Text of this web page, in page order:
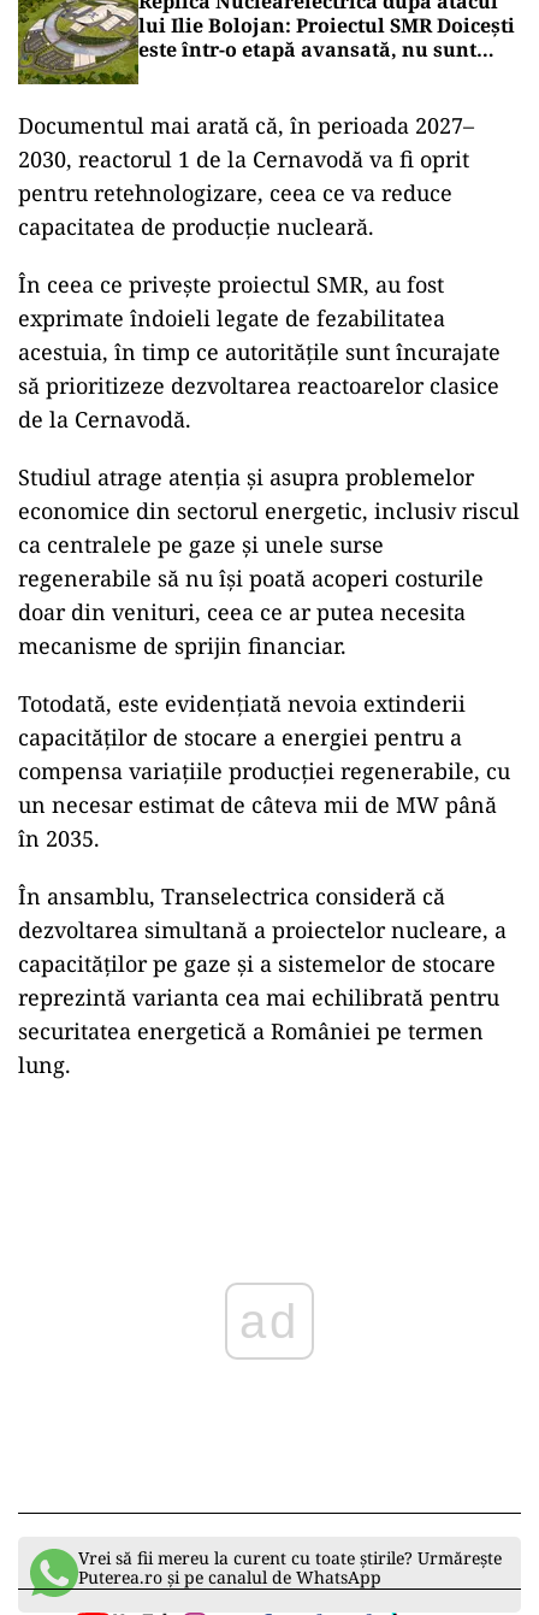
lui Ilie Bolojan: Proiectul SMR Doicești
este într-o etapă avansată, nu sunt
Documentul mai arată că, în perioada 2027–
2030, reactorul 1 de la Cernavodă va fi oprit
pentru retehnologizare, ceea ce va reduce
capacitatea de producție nucleară.
În ceea ce privește proiectul SMR, au fost
exprimate îndoieli legate de fezabilitatea
acestuia, în timp ce autoritățile sunt încurajate
să prioritizeze dezvoltarea reactoarelor clasice
de la Cernavodă.
Studiul atrage atenția și asupra problemelor
economice din sectorul energetic, inclusiv riscul
ca centralele pe gaze și unele surse
regenerabile să nu își poată acoperi costurile
doar din venituri, ceea ce ar putea necesita
mecanisme de sprijin financiar.
Totodată, este evidențiată nevoia extinderii
capacităților de stocare a energiei pentru a
compensa variațiile producției regenerabile, cu
un necesar estimat de câteva mii de MW până
în 2035.
În ansamblu, Transelectrica consideră că
dezvoltarea simultană a proiectelor nucleare, a
capacităților pe gaze și a sistemelor de stocare
reprezintă varianta cea mai echilibrată pentru
securitatea energetică a României pe termen
lung.
ad
Vrei să fii mereu la curent cu toate știrile? Urmărește
Puterea.ro și pe canalul de WhatsApp